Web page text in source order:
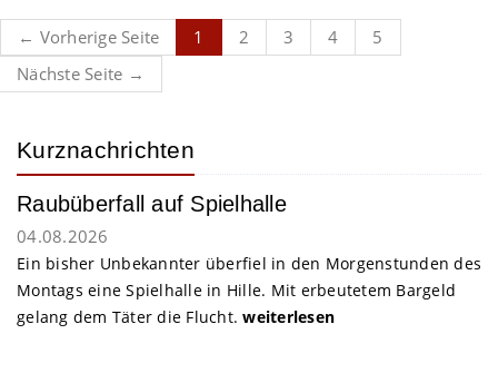
← Vorherige Seite 1 2 3 4
5
Nächste Seite →
Kurznachrichten
Raubüberfall auf Spielhalle
04.08.2026
Ein bisher Unbekannter überfiel in den Morgenstunden des
Montags eine Spielhalle in Hille. Mit erbeutetem Bargeld
gelang dem Täter die Flucht.weiterlesen